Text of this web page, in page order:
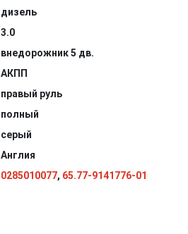
дизель
3.0
внедорожник 5 дв.
АКПП
правый руль
полный
серый
Англия
0285010077, 65.77-9141776-01